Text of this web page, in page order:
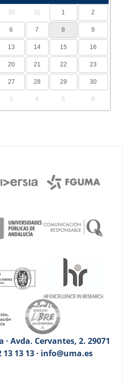
30 31 1 2
6 7 8 9
13 14 15 16
20 21 22 23
27 28 29 30
3 4 5 6
Avda. Cervantes, 2. 29071
13 13 13 · info@uma.es